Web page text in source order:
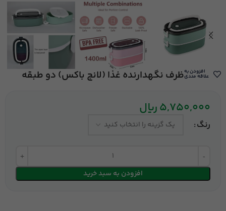
افزودن به
علاقه مندیظرف نگهدارنده غذا (لانچ باکس) دو طبقه
5,750,000ریال
رنگ
افزودن به سبد خرید